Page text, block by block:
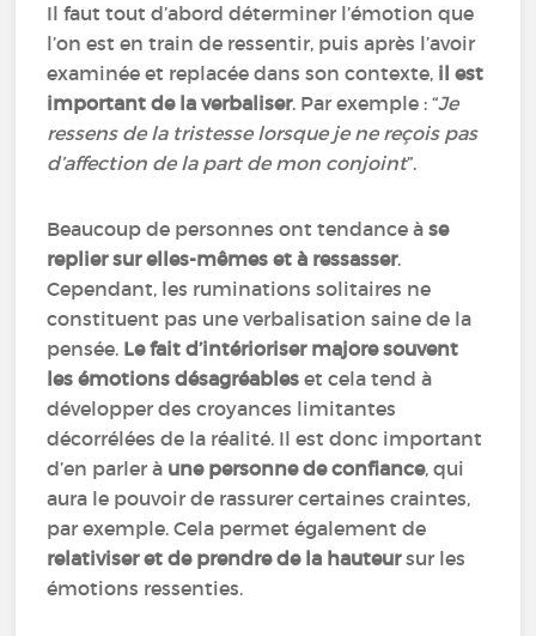
Il faut tout d’abord déterminer l’émotion que
l’on est en train de ressentir, puis après l’avoir
examinée et replacée dans son contexte, il est
important de la verbaliser. Par exemple : “Je
ressens de la tristesse lorsque je ne reçois pas
d’affection de la part de mon conjoint”.
Beaucoup de personnes ont tendance àse
replier sur elles-mêmes et à ressasser.
Cependant, les ruminations solitaires ne
constituent pas une verbalisation saine de la
pensée. Le fait d’intérioriser majore souvent
les émotions désagréables et cela tend à
développer des croyances limitantes
décorrélées de la réalité. Il est donc important
d’en parler à une personne de confiance, qui
aura le pouvoir de rassurer certaines craintes,
par exemple. Cela permet également de
relativiser et de prendre de la hauteursur les
émotions ressenties.